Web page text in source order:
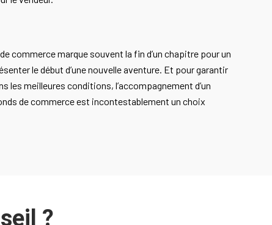
commerce marque souvent la fin d’un chapitre pour un
le début d’une nouvelle aventure. Et pour garantir
les meilleures conditions, l’accompagnement d’un
de commerce est incontestablement un choix
?